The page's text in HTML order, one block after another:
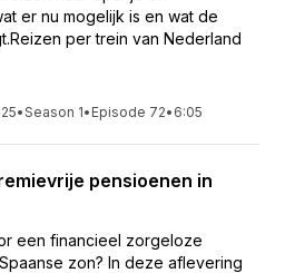
er nu mogelijk is en wat de
per trein van Nederland
•Season 1• Episode 72• 6:05
pensioenen in
een financieel zorgeloze
zon? In deze aflevering